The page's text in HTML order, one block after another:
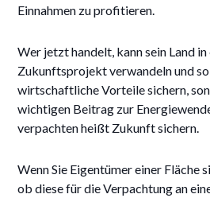
Einnahmen zu profitieren.
Wer jetzt handelt, kann sein Land
Zukunftsprojekt verwandeln und
wirtschaftliche Vorteile sichern,
wichtigen Beitrag zur
verpachten heißt Zukunft sichern.
Wenn Sie Eigentümer einer Fläche
ob diese für die Verpachtung an